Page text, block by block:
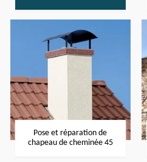
Pose et réparation de
chapeau de cheminée 45